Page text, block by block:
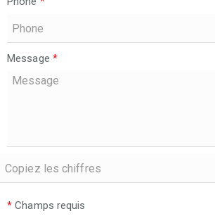
Message *
* Champs requis